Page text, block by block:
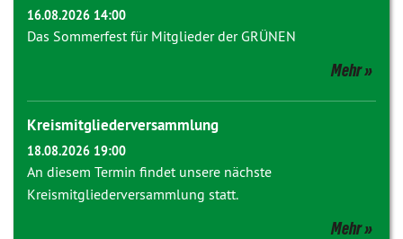
16.08.2026 14:00
Das Sommerfest für Mitglieder der GRÜNEN
Mehr
Kreismitgliederversammlung
18.08.2026 19:00
An diesem Termin findet unsere nächste
Kreismitgliederversammlung statt.
Mehr